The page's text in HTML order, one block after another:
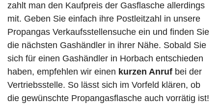
zahlt man den Kaufpreis der Gasflasche allerdings
mit. Geben Sie einfach ihre Postleitzahl in unsere
Propangas Verkaufsstellensuche ein und finden Sie
die nächsten Gashändler in ihrer Nähe. Sobald Sie
sich für einen Gashändler in Horbach entschieden
haben, empfehlen wir einen kurzen Anruf bei der
Vertriebsstelle. So lässt sich im Vorfeld klären, ob
die gewünschte Propangasflasche auch vorrätig ist!